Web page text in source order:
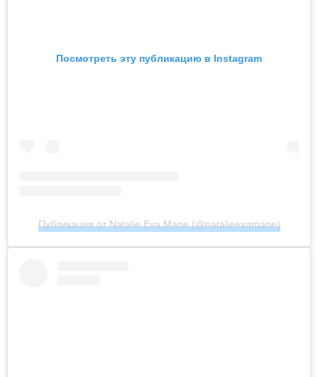
Посмотреть эту публикацию в Instagram
Публикация от Natalie Eva Marie (@natalieevamarie)